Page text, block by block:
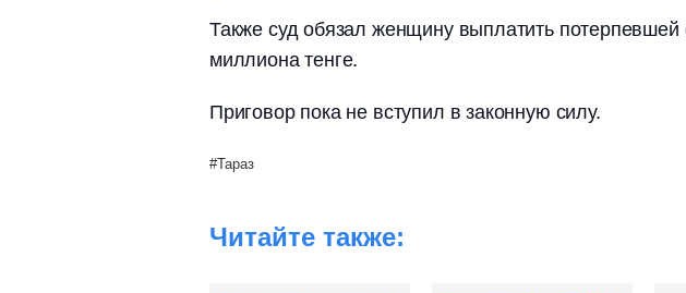
Также суд обязал женщину выплатить потерпевшей
миллиона тенге.
Приговор пока не вступил в законную силу.
Тараз
Читайте также: